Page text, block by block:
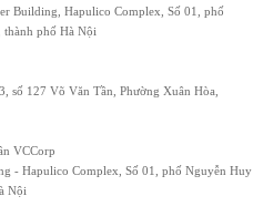
Building, Hapulico Complex, Số 01, phố
phố Hà Nội
số 127 Võ Văn Tần, Phường Xuân Hòa,
VCCorp
- Hapulico Complex, Số 01, phố Nguyễn Huy
Nội